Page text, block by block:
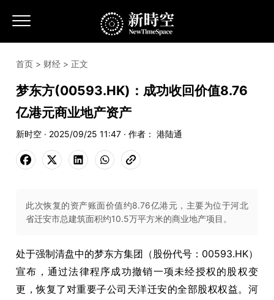
首页 > 财经 > 正文
梦东方(00593.HK)：成功收回价值8.76
亿港元商业地产资产
新时空 · 2025/09/25 11:47 · 作者： 港陆通
此次恢复的资产账面价值约8.76亿港元，主要为位于河北
省迁安市总建筑面积约10.5万平方米的商业地产项目。
处于强制清盘中的梦东方集团（股份代号：00593.HK）
宣布，通过法律程序成功撤销一项未经授权的股权变
更，恢复了对重要子公司天洋迁安的全部股权权益。河